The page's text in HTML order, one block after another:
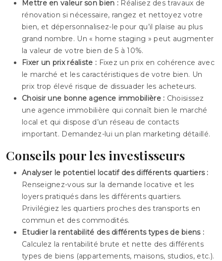
Mettre en valeur son bien : Réalisez des travaux de
rénovation si nécessaire, rangez et nettoyez votre
bien, et dépersonnalisez-le pour qu’il plaise au plus
grand nombre. Un « home staging » peut augmenter
la valeur de votre bien de 5 à 10%.
Fixer un prix réaliste : Fixez un prix en cohérence avec
le marché et les caractéristiques de votre bien. Un
prix trop élevé risque de dissuader les acheteurs.
Choisir une bonne agence immobilière : Choisissez
une agence immobilière qui connaît bien le marché
local et qui dispose d’un réseau de contacts
important. Demandez-lui un plan marketing détaillé.
Conseils pour les investisseurs
Analyser le potentiel locatif des différents quartiers :
Renseignez-vous sur la demande locative et les
loyers pratiqués dans les différents quartiers.
Privilégiez les quartiers proches des transports en
commun et des commodités.
Etudier la rentabilité des différents types de biens :
Calculez la rentabilité brute et nette des différents
types de biens (appartements, maisons, studios, etc.).